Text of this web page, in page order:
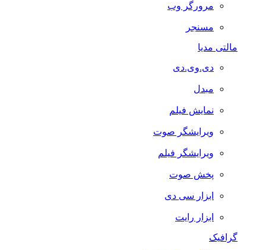
مرورگر وب
مسنجر
مالتی مدیا
دی.وی.دی
مبدل
نمایش فیلم
ویرایشگر صوت
ویرایشگر فیلم
پخش صوت
ابزار سی دی
ابزار رایت
گرافیک